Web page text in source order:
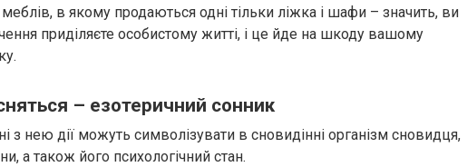
в якому продаються одні тільки ліжка і шафи – значить, ви
приділяєте особистому житті, і це йде на шкоду вашому
– езотеричний сонник
з нею дії можуть символізувати в сновидінні організм сновидця,
а також його психологічний стан.